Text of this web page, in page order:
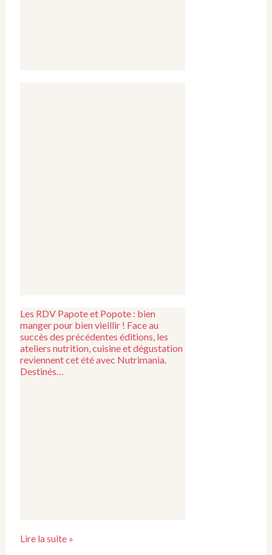
Les RDV Papote et Popote : bien
manger pour bien vieillir ! Face au
succès des précédentes éditions, les
ateliers nutrition, cuisine et dégustation
reviennent cet été avec Nutrimania.
Destinés…
Lire la suite »